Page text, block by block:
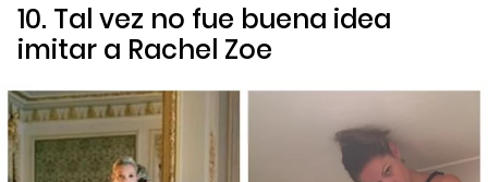
10. Tal vez no fue buena idea
imitar a Rachel Zoe